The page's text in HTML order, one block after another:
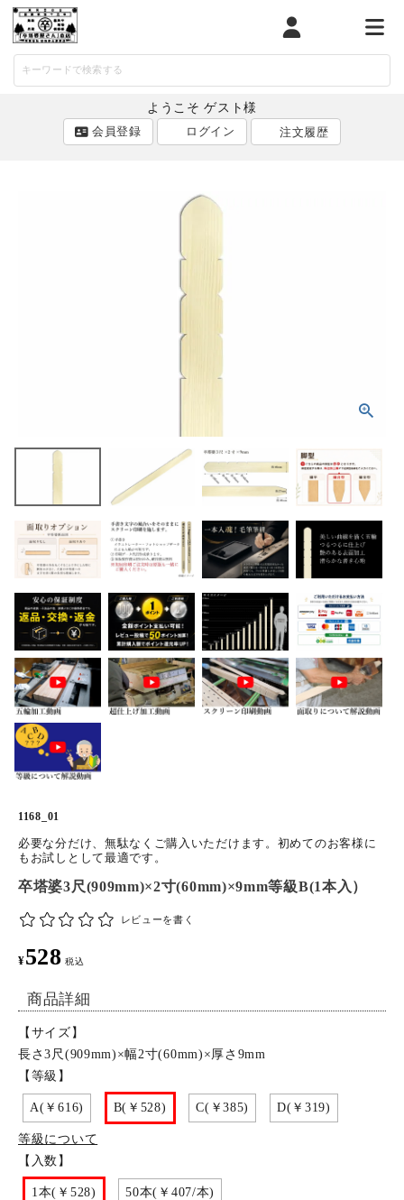
マイページカート メニ
ようこそ ゲスト様
会員登録
ログイン 注文履歴
会員メニュー
ご利用ガイド
お問い合わせ
よみもの
ご購入履歴・再注文
特定商取引法について
お問い合わせ
1168_01
必要な分だけ、無駄なくご購入いただけます。初めてのお客様に
もお試しとして最適です。
卒塔婆3尺(909mm)×2寸(60mm)×9mm等級B(1本入）
レビューを書く
¥528 税込
商品詳細
【サイズ】
長さ3尺(909mm)×幅2寸(60mm)×厚さ9mm
【等級】
A(￥616) B(￥528) C(￥385) D(￥319)
等級について
【入数】
1本(￥528) 50本(￥407/本)